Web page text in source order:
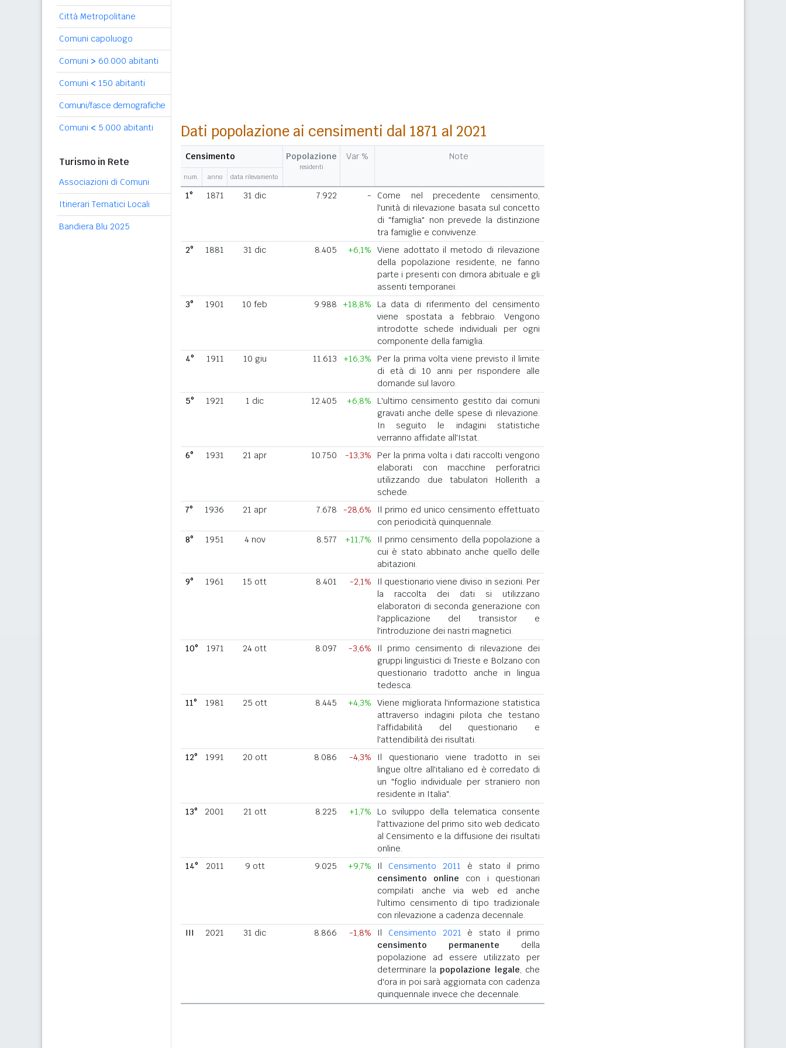
Città Metropolitane
Comuni capoluogo
Comuni > 60.000 abitanti
Comuni < 150 abitanti
Comuni/fasce demografiche
Comuni < 5.000 abitanti
Turismo in Rete
Associazioni di Comuni
Itinerari Tematici Locali
Bandiera Blu 2025
Dati popolazione ai censimenti dal 1871 al 2021
Censimento Popolazione
residenti
Var % Note
num. anno data rilevamento
1° 1871 31 dic 7.922 -
Come nel precedente censimento,
l'unità di rilevazione basata sul concetto
di "famiglia" non prevede la distinzione
tra famiglie e convivenze.
2°
1881 31 dic 8.405 +6,1%
Viene adottato il metodo di rilevazione
della popolazione residente, ne fanno
parte i presenti con dimora abituale e gli
assenti temporanei.
3°
1901 10 feb 9.988 +18,8%
La data di riferimento del censimento
viene spostata a febbraio. Vengono
introdotte schede individuali per ogni
componente della famiglia.
4°
1911 10 giu 11.613 +16,3%
Per la prima volta viene previsto il limite
di età di 10 anni per rispondere alle
domande sul lavoro.
5°
1921 1 dic 12.405 +6,8%
L'ultimo censimento gestito dai comuni
gravati anche delle spese di rilevazione.
In seguito le indagini statistiche
verranno affidate all'Istat.
6°
1931 21 apr 10.750 -13,3%
Per la prima volta i dati raccolti vengono
elaborati con macchine perforatrici
utilizzando due tabulatori Hollerith a
schede.
7°
1936 21 apr 7.678 -28,6%
Il primo ed unico censimento effettuato
con periodicità quinquennale.
8°
1951 4 nov 8.577 +11,7%
Il primo censimento della popolazione a
cui è stato abbinato anche quello delle
abitazioni.
9°
1961 15 ott 8.401 -2,1%
Il questionario viene diviso in sezioni. Per
la raccolta dei dati si utilizzano
elaboratori di seconda generazione con
l'applicazione del transistor e
l'introduzione dei nastri magnetici.
10°
1971 24 ott 8.097 -3,6%
Il primo censimento di rilevazione dei
gruppi linguistici di Trieste e Bolzano con
questionario tradotto anche in lingua
tedesca.
11°
1981 25 ott 8.445 +4,3%
Viene migliorata l'informazione statistica
attraverso indagini pilota che testano
l'affidabilità del questionario e
l'attendibilità dei risultati.
12°
1991 20 ott 8.086 -4,3%
Il questionario viene tradotto in sei
lingue oltre all'italiano ed è corredato di
un "foglio individuale per straniero non
residente in Italia".
13°
2001 21 ott 8.225 +1,7%
Lo sviluppo della telematica consente
l'attivazione del primo sito web dedicato
al Censimento e la diffusione dei risultati
online.
14°
2011 9 ott 9.025 +9,7% Il Censimento 2011 è stato il primo
censimento online con i questionari
compilati anche via web ed anche
l'ultimo censimento di tipo tradizionale
con rilevazione a cadenza decennale.
III
2021 31 dic 8.866 -1,8% Il Censimento 2021 è stato il primo
censimento permanente della
popolazione ad essere utilizzato per
determinare lapopolazione legale, che
d'ora in poi sarà aggiornata con cadenza
quinquennale invece che decennale.